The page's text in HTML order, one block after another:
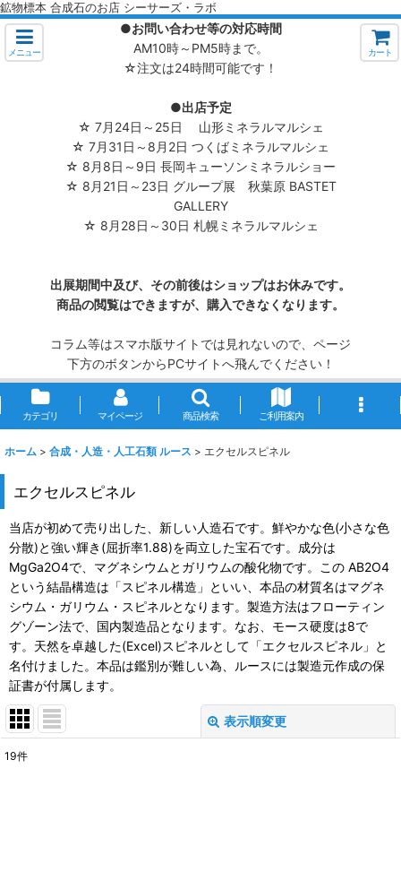
鉱物標本 合成石のお店 シーサーズ・ラボ
メニュー
●お問い合わせ等の対応時間
AM10時～PM5時まで。
☆注文は24時間可能です！
●出店予定
☆ 7月24日～25日 山形ミネラルマルシェ
☆ 7月31日～8月2日 つくばミネラルマルシェ
☆ 8月8日～9日 長岡キューソンミネラルショー
☆ 8月21日～23日 グループ展 秋葉原 BASTET
GALLERY
☆ 8月28日～30日 札幌ミネラルマルシェ
出展期間中及び、その前後はショップはお休みです。
商品の閲覧はできますが、購入できなくなります。
コラム等はスマホ版サイトでは見れないので、ページ
下方のボタンからPCサイトへ飛んでください！
カート
カテゴリ マイページ 商品検索 ご利用案内
ホーム > 合成・人造・人工石類 ルース > エクセルスピネル
エクセルスピネル
当店が初めて売り出した、新しい人造石です。鮮やかな色(小さな色
分散)と強い輝き(屈折率1.88)を両立した宝石です。成分は
MgGa2O4で、マグネシウムとガリウムの酸化物です。この AB2O4
という結晶構造は「スピネル構造」といい、本品の材質名はマグネ
シウム・ガリウム・スピネルとなります。製造方法はフローティン
グゾーン法で、国内製造品となります。なお、モース硬度は8で
す。天然を卓越した(Excel)スピネルとして「エクセルスピネル」と
名付けました。本品は鑑別が難しい為、ルースには製造元作成の保
証書が付属します。
表示順変更
19件